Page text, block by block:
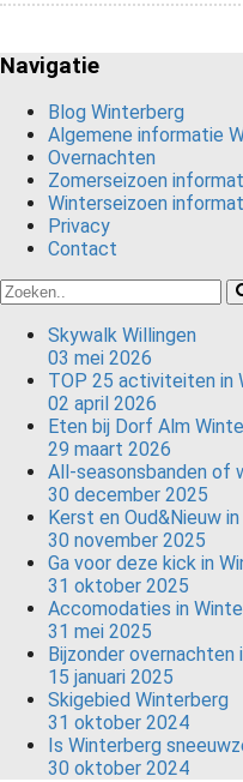
Navigatie
Blog Winterberg
Algemene informatie
Overnachten
Zomerseizoen
Winterseizoen
Privacy
Contact
Skywalk Willingen
03 mei 2026
TOP 25 activiteiten in
02 april 2026
Eten bij Dorf Alm
29 maart 2026
All-seasonsbanden of
30 december 2025
Kerst en Oud&Nieuw
30 november 2025
Ga voor deze kick in
31 oktober 2025
Accomodaties in
31 mei 2025
Bijzonder overnachten
15 januari 2025
Skigebied Winterberg
31 oktober 2024
Is Winterberg
30 oktober 2024